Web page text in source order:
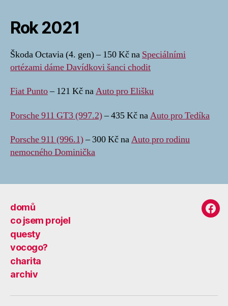
Rok 2021
Škoda Octavia (4. gen) – 150 Kč na Speciálními
ortézami dáme Davídkovi šanci chodit
Fiat Punto– 121 Kč naAuto pro Elišku
Porsche 911 GT3 (997.2)– 435 Kč naAuto pro Tedíka
Porsche 911 (996.1)– 300 Kč naAuto pro rodinu
nemocného Dominička
domů
co jsem projel
questy
vocogo?
charita
archiv